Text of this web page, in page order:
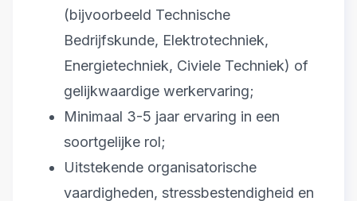
(bijvoorbeeld Technische
Bedrijfskunde, Elektrotechniek,
Energietechniek, Civiele Techniek) of
gelijkwaardige werkervaring;
Minimaal 3-5 jaar ervaring in een
soortgelijke rol;
Uitstekende organisatorische
vaardigheden, stressbestendigheid en